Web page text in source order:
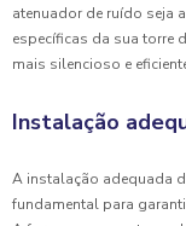
atenuador de ruído seja
específicas da sua torre
mais silencioso e
Instalação
A instalação adequada
fundamental para